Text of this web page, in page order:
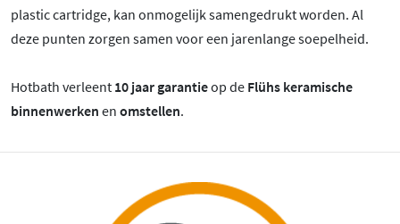
plastic cartridge, kan onmogelijk samengedrukt worden. Al
deze punten zorgen samen voor een jarenlange soepelheid.
Hotbath verleent 10 jaar garantieop de Flühs keramische
binnenwerken en omstellen.